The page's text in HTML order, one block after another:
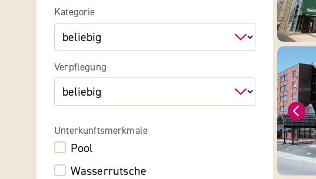
Kategorie
Verpflegung
Unterkunftsmerkmale
Pool
Wasserrutsche